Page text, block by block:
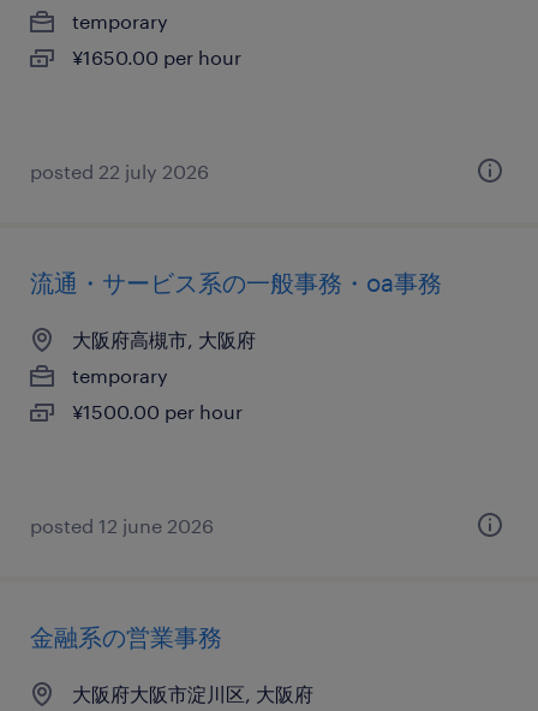
temporary
¥1650.00 per hour
posted 22 july 2026
流通・サービス系の一般事務・oa事務
大阪府高槻市, 大阪府
temporary
¥1500.00 per hour
posted 12 june 2026
金融系の営業事務
大阪府大阪市淀川区, 大阪府